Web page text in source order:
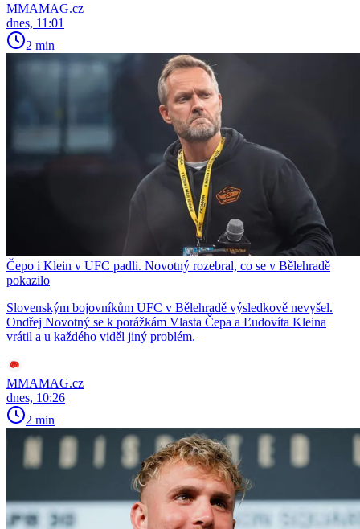
MMAMAG.cz
dnes, 11:01
2 min
Čepo i Klein v UFC padli. Novotný rozebral, co se v Bělehradě
pokazilo
Slovenským bojovníkům UFC v Bělehradě výsledkově nevyšel.
Ondřej Novotný se k porážkám Vlasta Čepa a Ľudovíta Kleina
vrátil a u každého viděl jiný problém.
MMAMAG.cz
dnes, 10:26
2 min